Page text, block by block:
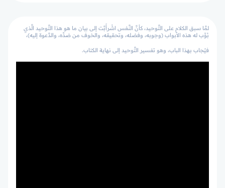
لمَّا سبق الكلام على التَّوحيد، كأنَّ النَّفس اشْرأَبَّت إلى بيان ما هو هذا التَّوحيد الَّذي
بُوِّب له هذه الأبواب (وجوبه، وفضله، وتحقيقه، والخوف من ضدِّه، والدَّعوة إليه)،
فيُجاب بهذا الباب، وهو تفسير التَّوحيد إلى نهاية الكتاب.